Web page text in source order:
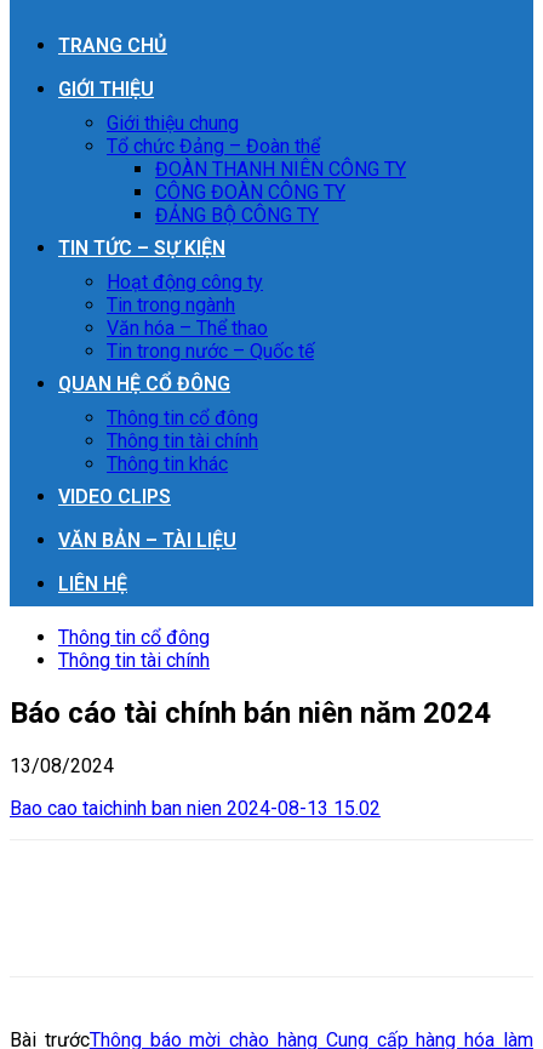
TRANG CHỦ
GIỚI THIỆU
Giới thiệu chung
Tổ chức Đảng – Đoàn thể
ĐOÀN THANH NIÊN CÔNG TY
CÔNG ĐOÀN CÔNG TY
ĐẢNG BỘ CÔNG TY
TIN TỨC – SỰ KIỆN
Hoạt động công ty
Tin trong ngành
Văn hóa – Thể thao
Tin trong nước – Quốc tế
QUAN HỆ CỔ ĐÔNG
Thông tin cổ đông
Thông tin tài chính
Thông tin khác
VIDEO CLIPS
VĂN BẢN – TÀI LIỆU
LIÊN HỆ
Thông tin cổ đông
Thông tin tài chính
Báo cáo tài chính bán niên năm 2024
13/08/2024
Bao cao taichinh ban nien 2024-08-13 15.02
Bài trướcThông báo mời chào hàng Cung cấp hàng hóa làm